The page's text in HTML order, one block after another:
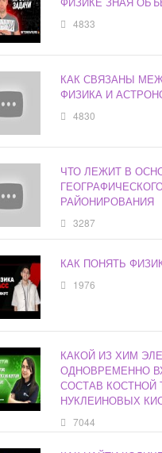
4833
КАК СВЯЗАНЫ
ФИЗИКА И
4830
ЧТО ЛЕЖИТ В
РАЙОНИРОВАНИЯ
3287
КАК ПОНЯТЬ
1976
КАКОЙ ИЗ ХИМ
ОДНОВРЕМЕННО
СОСТАВ КОСТНОЙ
НУКЛЕИНОВЫХ
7044